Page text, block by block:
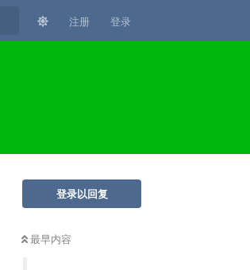
注册 登录
登录以回复
最早内容